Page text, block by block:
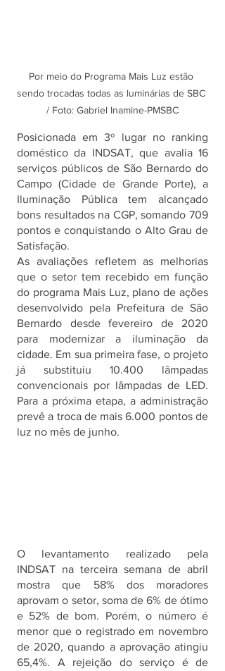
Por meio do Programa Mais Luz estão
sendo trocadas todas as luminárias de SBC
/ Foto: Gabriel Inamine-PMSBC
Posicionada em 3º lugar no ranking
doméstico da INDSAT, que avalia 16
serviços públicos de São Bernardo do
Campo (Cidade de Grande Porte), a
Iluminação Pública tem alcançado
bons resultados na CGP, somando 709
pontos e conquistando o Alto Grau de
Satisfação.
As avaliações refletem as melhorias
que o setor tem recebido em função
do programa Mais Luz, plano de ações
desenvolvido pela Prefeitura de São
Bernardo desde fevereiro de 2020
para modernizar a iluminação da
cidade. Em sua primeira fase, o projeto
já substituiu 10.400 lâmpadas
convencionais por lâmpadas de LED.
Para a próxima etapa, a administração
prevê a troca de mais 6.000 pontos de
luz no mês de junho.
O levantamento realizado pela
INDSAT na terceira semana de abril
mostra que 58% dos moradores
aprovam o setor, soma de 6% de ótimo
e 52% de bom. Porém, o número é
menor que o registrado em novembro
de 2020, quando a aprovação atingiu
65,4%. A rejeição do serviço é de